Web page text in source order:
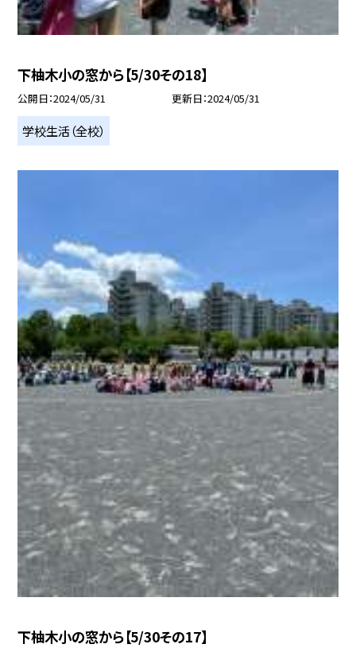
下柚木小の窓から【5/30その18】
公開日 2024/05/31 更新日 2024/05/31
学校生活（全校）
下柚木小の窓から【5/30その17】